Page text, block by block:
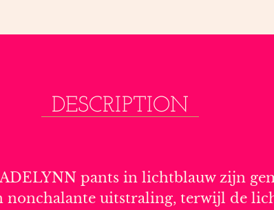
DESCRIPTION
pants in lichtblauw zijn
uitstraling, terwijl de